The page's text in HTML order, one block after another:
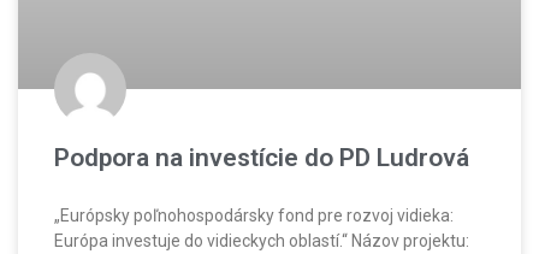
Podpora na investície do PD Ludrová
„Európsky poľnohospodársky fond pre rozvoj vidieka:
Európa investuje do vidieckych oblastí.“ Názov projektu: